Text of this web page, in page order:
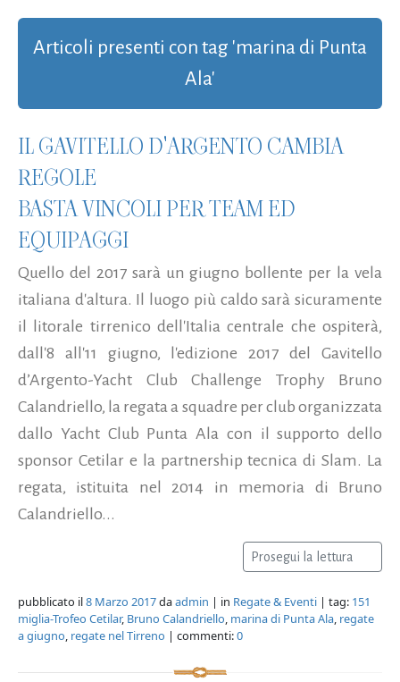
Articoli presenti con tag 'marina di Punta
Ala'
IL GAVITELLO D'ARGENTO CAMBIA
REGOLE
BASTA VINCOLI PER TEAM ED
EQUIPAGGI
Quello del 2017 sarà un giugno bollente per la vela
italiana d'altura. Il luogo più caldo sarà sicuramente
il litorale tirrenico dell'Italia centrale che ospiterà,
dall'8 all'11 giugno, l'edizione 2017 del Gavitello
d’Argento-Yacht Club Challenge Trophy Bruno
Calandriello, la regata a squadre per club organizzata
dallo Yacht Club Punta Ala con il supporto dello
sponsor Cetilar e la partnership tecnica di Slam. La
regata, istituita nel 2014 in memoria di Bruno
Calandriello...
Prosegui la lettura
pubblicato il8 Marzo 2017daadmin | in Regate & Eventi | tag: 151
miglia-Trofeo Cetilar, Bruno Calandriello, marina di Punta Ala, regate
a giugno, regate nel Tirreno | commenti:0